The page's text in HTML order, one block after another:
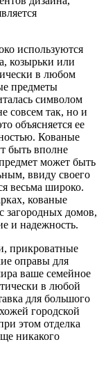
используются
козырьки или
в любом
предметы
символом
совсем так, но и
объясняется ее
Кованые
быть вполне
может быть
ввиду своего
весьма широко.
кованые
загородных домов,
и надежность.
прикроватные
оправы для
ваше семейное
в любой
для большого
городской
этом отделка
никакого